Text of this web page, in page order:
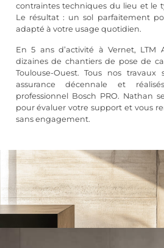
contraintes techniques du lieu et le
Le résultat : un sol parfaitement
adapté à votre usage quotidien.
En 5 ans d’activité à Vernet, LTM
dizaines de chantiers de pose de
Toulouse-Ouest. Tous nos
assurance décennale et
professionnel Bosch PRO. Nathan
pour évaluer votre support et vous
sans engagement.